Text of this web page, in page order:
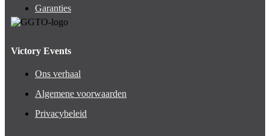
Garanties
Victory Events
Ons verhaal
Algemene voorwaarden
Privacybeleid